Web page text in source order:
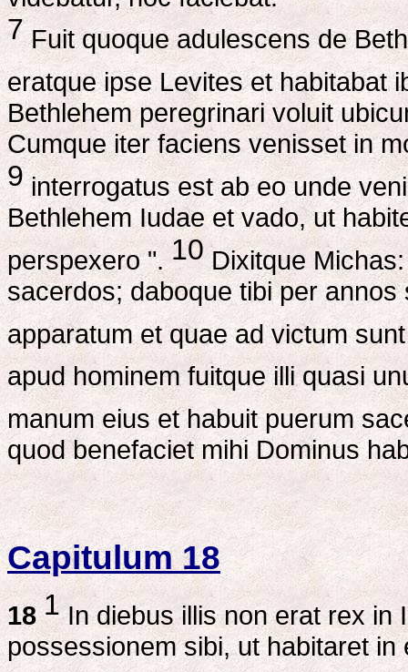
7Fuit quoque adulescens de
eratque ipse Levites et habitabat
Bethlehem peregrinari voluit
Cumque iter faciens venisset in
9interrogatus est ab eo unde
Bethlehem Iudae et vado, ut
perspexero ".10Dixitque
sacerdos; daboque tibi per
apparatum et quae ad victum
apud hominem fuitque illi quasi
manum eius et habuit puerum
quod benefaciet mihi Dominus
Capitulum 18
18 1In diebus illis non erat rex in
possessionem sibi, ut habitaret